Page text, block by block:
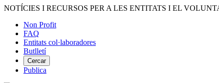
Vés
contingut
NOTÍCIES I RECURSOS PER A LES ENTITATS I EL
Menú
del
compte
d'usuari
Non Profit
FAQ
Entitats col·laboradores
Butlletí
Cercar
Publica